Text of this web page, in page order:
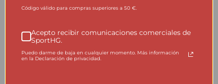
Arden Turquesa
39,90€ 19,95€
Código válido para compras superiores a 50 €.
Acepto recibir comunicaciones comerciales de
SportHG.
Puedo darme de baja en cualquier momento. Más información
en la Declaración de privacidad.